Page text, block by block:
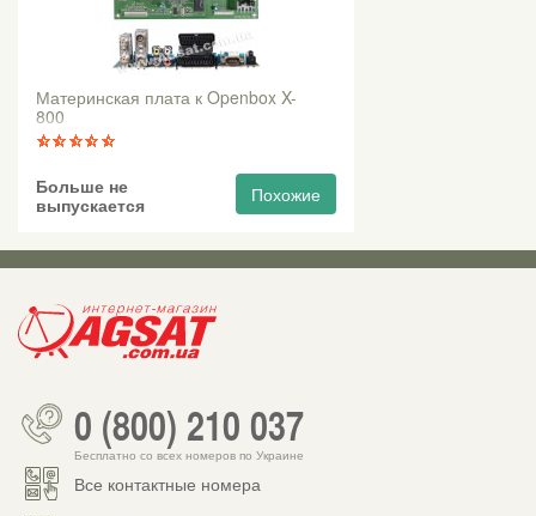
Материнская плата к Openbox X-
800
Больше не
выпускается
Похожие
0 (800) 210 037
Бесплатно со всех номеров по Украине
Все контактные номера